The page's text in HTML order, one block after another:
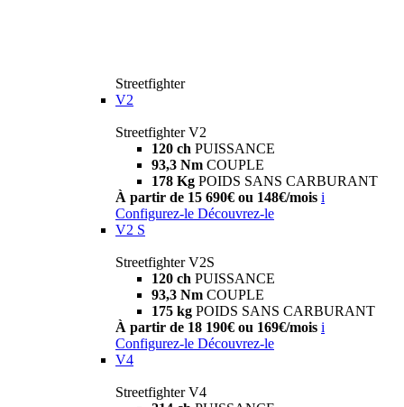
Streetfighter
V2
Streetfighter V2
120 ch PUISSANCE
93,3 Nm COUPLE
178 Kg POIDS SANS CARBURANT
À partir de 15 690€ ou 148€/mois i
Configurez-le Découvrez-le
V2 S
Streetfighter V2S
120 ch PUISSANCE
93,3 Nm COUPLE
175 kg POIDS SANS CARBURANT
À partir de 18 190€ ou 169€/mois i
Configurez-le Découvrez-le
V4
Streetfighter V4